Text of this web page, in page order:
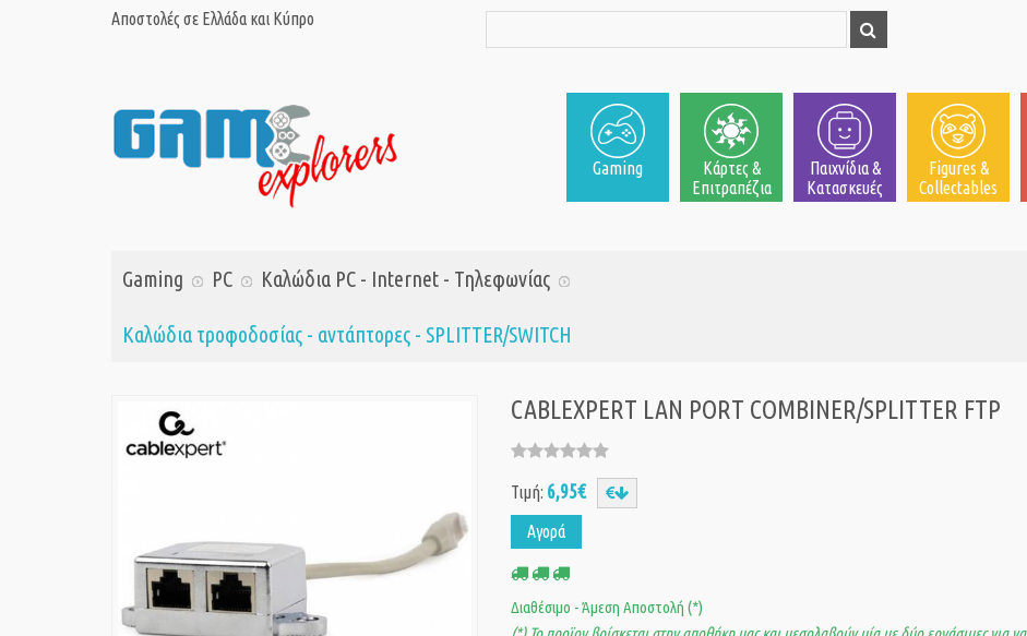
Αποστολές σε Ελλάδα και Κύπρο
Gaming
Κάρτες &
Επιτραπέζια
Παιχνίδια &
Κατασκευές
Figures &
Collectables
Gaming PC Καλώδια PC - Internet - Τηλεφωνίας
Καλώδια τροφοδοσίας - αντάπτορες - SPLITTER/SWITCH
CABLEXPERT LAN PORT COMBINER/SPLITTER FTP
Τιμή: 6,95€
Αγορά
Διαθέσιμο - Άμεση Αποστολή (*)